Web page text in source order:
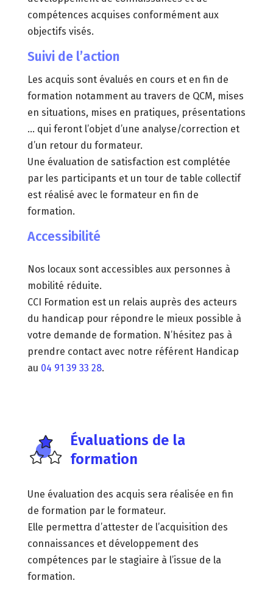
compétences acquises conformément aux
objectifs visés.
Suivi de l’action
Les acquis sont évalués en cours et en fin de
formation notamment au travers de QCM, mises
en situations, mises en pratiques, présentations
… qui feront l’objet d’une analyse/correction et
d’un retour du formateur.
Une évaluation de satisfaction est complétée
par les participants et un tour de table collectif
est réalisé avec le formateur en fin de
formation.
Accessibilité
Nos locaux sont accessibles aux personnes à
mobilité réduite.
CCI Formation est un relais auprès des acteurs
du handicap pour répondre le mieux possible à
votre demande de formation. N’hésitez pas à
prendre contact avec notre référent Handicap
au 04 91 39 33 28.
Évaluations de la
formation
Une évaluation des acquis sera réalisée en fin
de formation par le formateur.
Elle permettra d’attester de l’acquisition des
connaissances et développement des
compétences par le stagiaire à l’issue de la
formation.